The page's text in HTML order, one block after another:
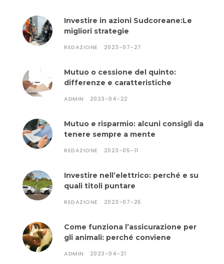
Investire in azioni Sudcoreane:Le
migliori strategie
REDAZIONE 2023-07-27
Mutuo o cessione del quinto:
differenze e caratteristiche
ADMIN 2023-04-22
Mutuo e risparmio: alcuni consigli da
tenere sempre a mente
REDAZIONE 2023-05-11
Investire nell’elettrico: perché e su
quali titoli puntare
REDAZIONE 2023-07-25
Come funziona l’assicurazione per
gli animali: perché conviene
ADMIN 2023-04-21